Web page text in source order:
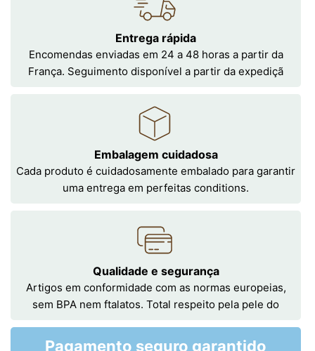
Entrega rápida
Encomendas enviadas em 24 a 48 horas a partir da
França. Seguimento disponível a partir da expediçã
Embalagem cuidadosa
Cada produto é cuidadosamente embalado para garantir
uma entrega em perfeitas conditions.
Qualidade e segurança
Artigos em conformidade com as normas europeias,
sem BPA nem ftalatos. Total respeito pela pele do
Pagamento seguro garantido